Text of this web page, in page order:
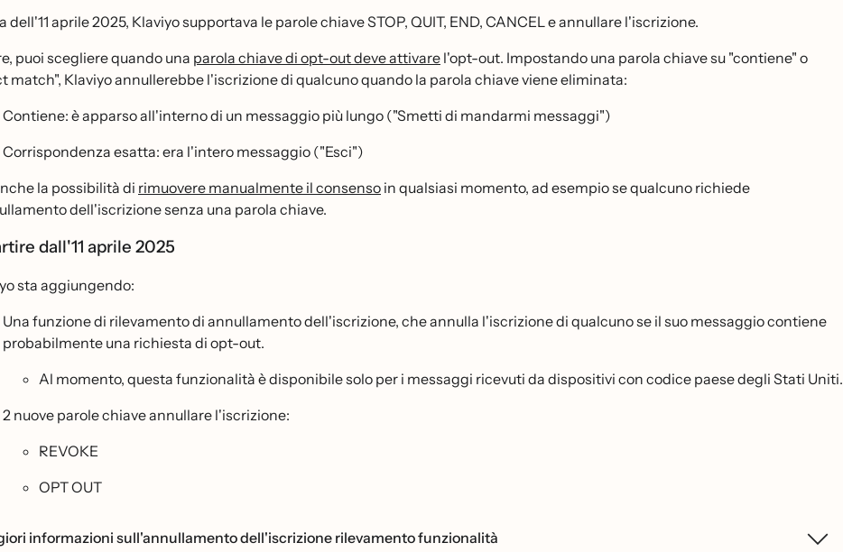
dell'11 aprile 2025, Klaviyo supportava le parole chiave STOP, QUIT, END, CANCEL e annullare l'iscrizione.
puoi scegliere quando una parola chiave di opt-out deve attivare l'opt-out. Impostando una parola chiave su "contiene" o
match", Klaviyo annullerebbe l'iscrizione di qualcuno quando la parola chiave viene eliminata:
Contiene: è apparso all'interno di un messaggio più lungo ("Smetti di mandarmi messaggi")
Corrispondenza esatta: era l'intero messaggio ("Esci")
la possibilità di rimuovere manualmente il consenso in qualsiasi momento, ad esempio se qualcuno richiede
dell'iscrizione senza una parola chiave.
dall'11 aprile 2025
sta aggiungendo:
Una funzione di rilevamento di annullamento dell'iscrizione, che annulla l'iscrizione di qualcuno se il suo messaggio contiene
probabilmente una richiesta di opt-out.
Al momento, questa funzionalità è disponibile solo per i messaggi ricevuti da dispositivi con codice paese degli Stati Uniti.
2 nuove parole chiave annullare l'iscrizione:
REVOKE
OPT OUT
informazioni sull'annullamento dell'iscrizione rilevamento funzionalità